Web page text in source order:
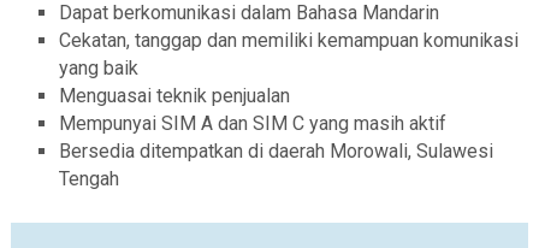
Dapat berkomunikasi dalam Bahasa Mandarin
Cekatan, tanggap dan memiliki kemampuan komunikasi
yang baik
Menguasai teknik penjualan
Mempunyai SIM A dan SIM C yang masih aktif
Bersedia ditempatkan di daerah Morowali, Sulawesi
Tengah